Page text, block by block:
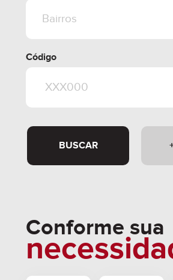
Código
BUSCAR
Conforme sua